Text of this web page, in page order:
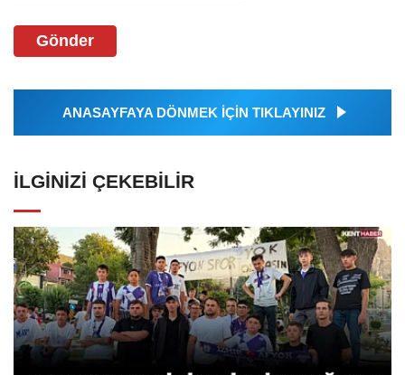
Gönder
ANASAYFAYA DÖNMEK İÇİN TIKLAYINIZ
İLGINIZI ÇEKEBILIR